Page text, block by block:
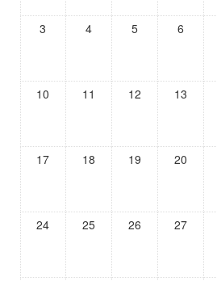
3 4 5 6
10 11 12 13
17 18 19 20
24 25 26 27